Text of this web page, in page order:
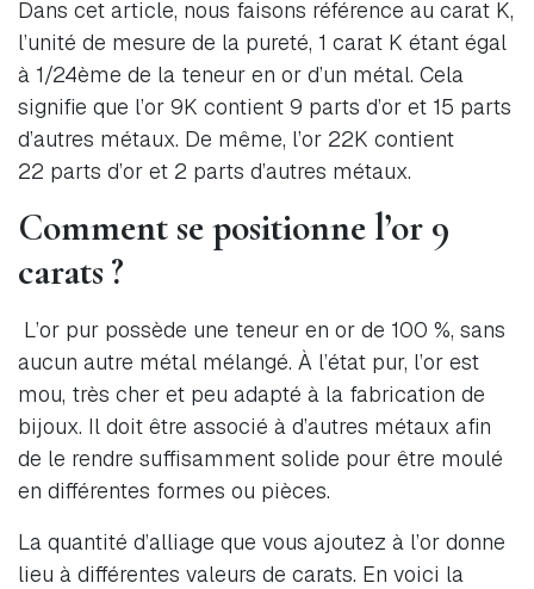
Dans cet article, nous faisons référence au carat K,
l’unité de mesure de la pureté, 1 carat K étant égal
à 1/24ème de la teneur en or d’un métal. Cela
signifie que l’or 9K contient 9 parts d’or et 15 parts
d’autres métaux. De même, l’or 22K contient
22 parts d’or et 2 parts d’autres métaux.
Comment se positionne l’or 9
carats ?
L’or pur possède une teneur en or de 100 %, sans
aucun autre métal mélangé. À l’état pur, l’or est
mou, très cher et peu adapté à la fabrication de
bijoux. Il doit être associé à d’autres métaux afin
de le rendre suffisamment solide pour être moulé
en différentes formes ou pièces.
La quantité d’alliage que vous ajoutez à l’or donne
lieu à différentes valeurs de carats. En voici la